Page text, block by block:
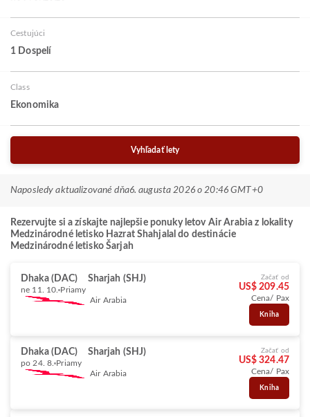
Cestujúci
1 Dospelí
Class
Ekonomika
Vyhľadať lety
Naposledy aktualizované dňa6. augusta 2026 o 20:46 GMT+0
Rezervujte si a získajte najlepšie ponuky letov Air Arabia z lokality
Medzinárodné letisko Hazrat Shahjalal do destinácie
Medzinárodné letisko Šarjah
Dhaka (DAC) Sharjah (SHJ)
ne 11. 10. Priamy
Air Arabia
Začať od
US$ 209.45
Cena/ Pax
Kniha
Dhaka (DAC) Sharjah (SHJ)
po 24. 8. Priamy
Air Arabia
Začať od
US$ 324.47
Cena/ Pax
Kniha